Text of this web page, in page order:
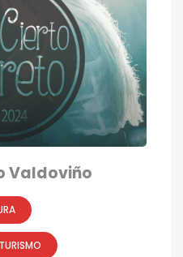
Valdoviño
TURISMO